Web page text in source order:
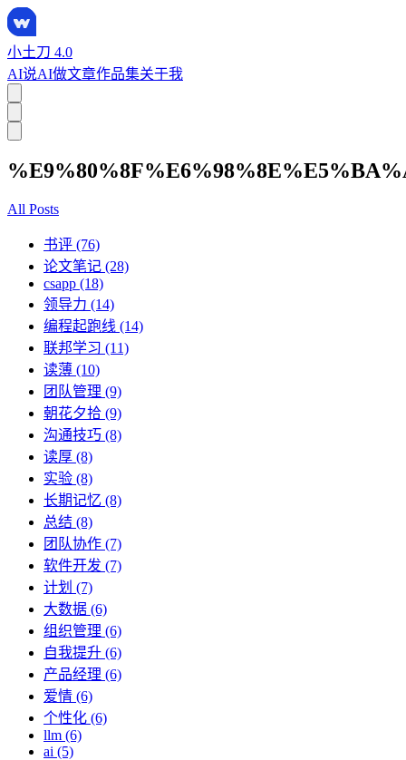
小土刀 4.0
AI说AI做文章作品集关于我
All Posts
书评 (76)
论文笔记 (28)
csapp (18)
领导力 (14)
编程起跑线 (14)
联邦学习 (11)
读薄 (10)
团队管理 (9)
朝花夕拾 (9)
沟通技巧 (8)
读厚 (8)
实验 (8)
长期记忆 (8)
总结 (8)
团队协作 (7)
软件开发 (7)
计划 (7)
大数据 (6)
组织管理 (6)
自我提升 (6)
产品经理 (6)
爱情 (6)
个性化 (6)
llm (6)
ai (5)